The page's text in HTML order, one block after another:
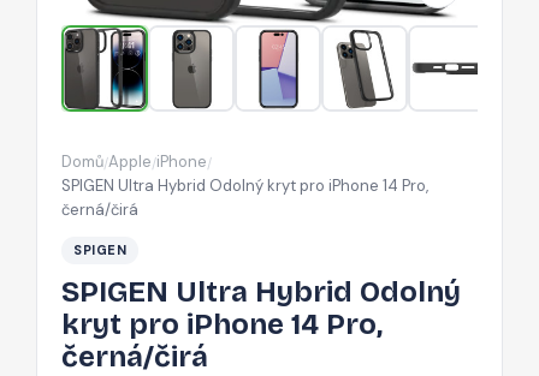
iPhone
14
Pro,
černá/
Domů/Apple/iPhone/
SPIGEN Ultra Hybrid Odolný kryt pro iPhone 14 Pro,
černá/čirá
SPIGEN
SPIGEN Ultra Hybrid Odolný
kryt pro iPhone 14 Pro,
černá/čirá